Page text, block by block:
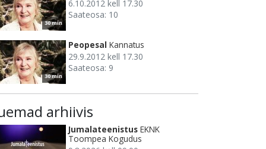
30 min
6.10.2012 kell 17.30
Saateosa: 10
30 min
Peopesal Kannatus
29.9.2012 kell 17.30
Saateosa: 9
arhiivis
Jumalateenistus EKNK
Toompea Kogudus